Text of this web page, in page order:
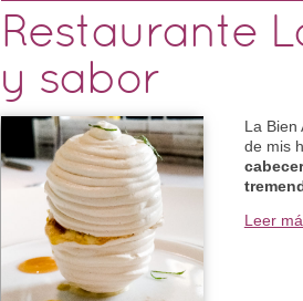
Restaurante
y sabor
La Bien
de mis
Leer